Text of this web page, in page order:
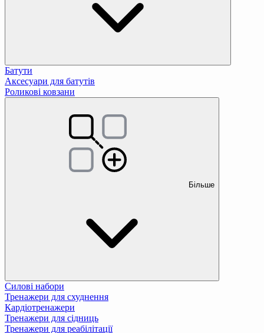
Батути
Аксесуари для батутів
Роликові ковзани
Більше
Силові набори
Тренажери для схуднення
Кардіотренажери
Тренажери для сідниць
Тренажери для реабілітації